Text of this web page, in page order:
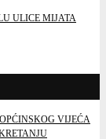
ULICE MIJATA
VIJEĆA